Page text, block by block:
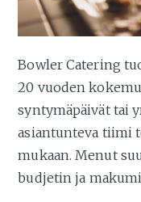
Bowler Catering
20 vuoden
syntymäpäivät tai
asiantunteva tiimi
mukaan. Menut
budjetin ja